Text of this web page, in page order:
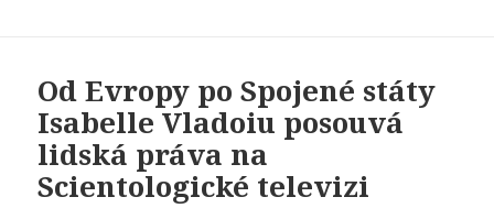
Od Evropy po Spojené státy
Isabelle Vladoiu posouvá
lidská práva na
Scientologické televizi